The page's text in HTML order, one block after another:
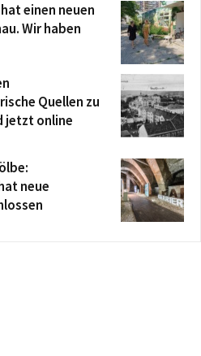
einen neuen
Wir haben
Quellen zu
jetzt online
neue